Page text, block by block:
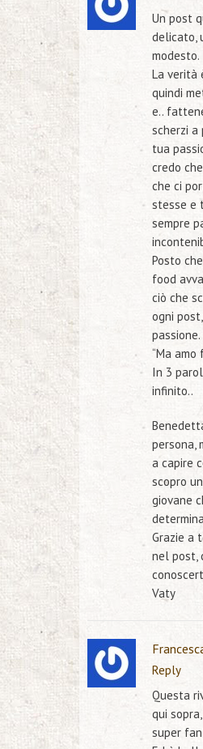
Un post
delicato,
modesto.
La verità
quindi
e..
scherzi a
tua
credo
che ci
stesse e
sempre
Posto
food
ciò che
ogni
passione.
“Ma amo
In 3
infinito..
persona,
a capire
scopro
giovane
Grazie a
nel post,
Vaty
Reply
Questa
qui
super